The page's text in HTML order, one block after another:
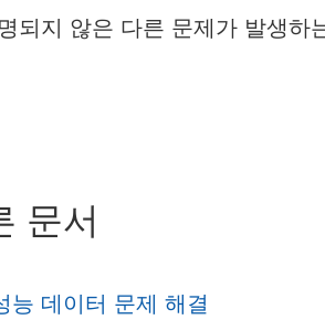
되지 않은 다른 문제가 발생하
문서
능 데이터 문제 해결